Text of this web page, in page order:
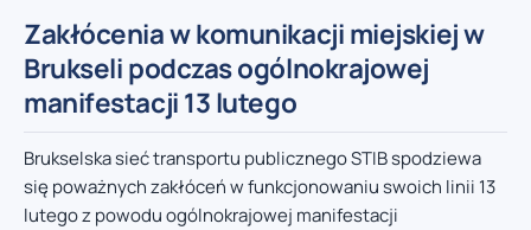
Zakłócenia w komunikacji miejskiej w
Brukseli podczas ogólnokrajowej
manifestacji 13 lutego
Brukselska sieć transportu publicznego STIB spodziewa
się poważnych zakłóceń w funkcjonowaniu swoich linii 13
lutego z powodu ogólnokrajowej manifestacji